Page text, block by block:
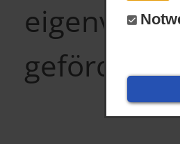
gefördert.